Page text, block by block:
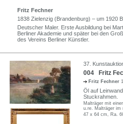
Fritz Fechner
1838 Zielenzig (Brandenburg) – um 1920
Deutscher Maler. Erste Ausbildung bei
Berliner Akademie und später bei den
des Vereins Berliner Künstler.
37.
004 Fritz
Fritz Fechner
Öl auf
Stuckrahmen.
Malträger mit
u.re. Malträger im
47 x 64 cm, Ra.